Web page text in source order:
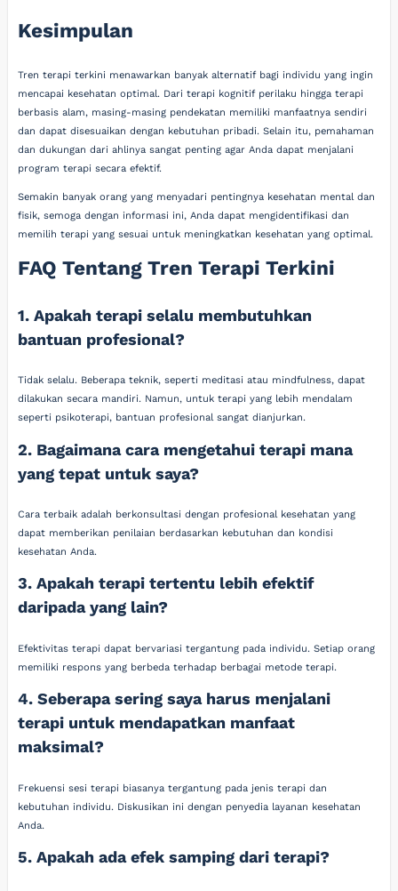
Kesimpulan
Tren terapi terkini menawarkan banyak alternatif bagi individu yang ingin
mencapai kesehatan optimal. Dari terapi kognitif perilaku hingga terapi
berbasis alam, masing-masing pendekatan memiliki manfaatnya sendiri
dan dapat disesuaikan dengan kebutuhan pribadi. Selain itu, pemahaman
dan dukungan dari ahlinya sangat penting agar Anda dapat menjalani
program terapi secara efektif.
Semakin banyak orang yang menyadari pentingnya kesehatan mental dan
fisik, semoga dengan informasi ini, Anda dapat mengidentifikasi dan
memilih terapi yang sesuai untuk meningkatkan kesehatan yang optimal.
FAQ Tentang Tren Terapi Terkini
1. Apakah terapi selalu membutuhkan
bantuan profesional?
Tidak selalu. Beberapa teknik, seperti meditasi atau mindfulness, dapat
dilakukan secara mandiri. Namun, untuk terapi yang lebih mendalam
seperti psikoterapi, bantuan profesional sangat dianjurkan.
2. Bagaimana cara mengetahui terapi mana
yang tepat untuk saya?
Cara terbaik adalah berkonsultasi dengan profesional kesehatan yang
dapat memberikan penilaian berdasarkan kebutuhan dan kondisi
kesehatan Anda.
3. Apakah terapi tertentu lebih efektif
daripada yang lain?
Efektivitas terapi dapat bervariasi tergantung pada individu. Setiap orang
memiliki respons yang berbeda terhadap berbagai metode terapi.
4. Seberapa sering saya harus menjalani
terapi untuk mendapatkan manfaat
maksimal?
Frekuensi sesi terapi biasanya tergantung pada jenis terapi dan
kebutuhan individu. Diskusikan ini dengan penyedia layanan kesehatan
Anda.
5. Apakah ada efek samping dari terapi?